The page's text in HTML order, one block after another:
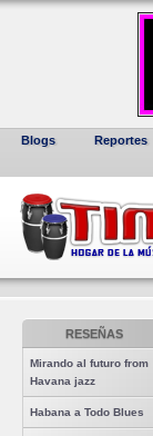
Blogs Reportes
RESEÑAS
Mirando al futuro from
Havana jazz
Habana a Todo Blues